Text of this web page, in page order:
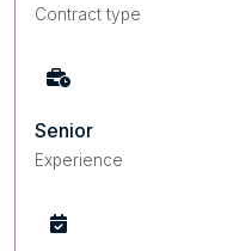
Contract type
Senior
Experience